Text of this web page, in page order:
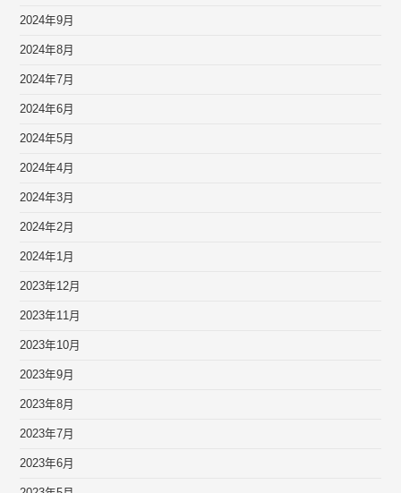
2024年9月
2024年8月
2024年7月
2024年6月
2024年5月
2024年4月
2024年3月
2024年2月
2024年1月
2023年12月
2023年11月
2023年10月
2023年9月
2023年8月
2023年7月
2023年6月